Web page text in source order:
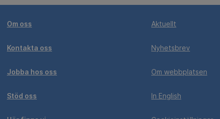
Om oss
Kontakta oss
Jobba hos oss
Stöd oss
Aktuellt
Nyhetsbrev
Om webbplatsen
In English